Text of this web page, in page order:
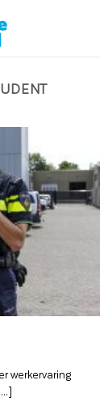
werkervaring